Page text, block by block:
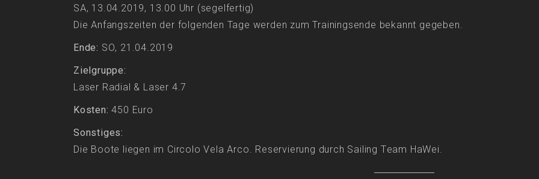
SA, 13.04.2019, 13.00 Uhr (segelfertig)
Die Anfangszeiten der folgenden Tage werden zum Trainingsende bekannt gegeben.
Ende: SO, 21.04.2019
Zielgruppe:
Laser Radial & Laser 4.7
Kosten:450 Euro
Sonstiges:
Die Boote liegen im Circolo Vela Arco. Reservierung durch Sailing Team HaWei.